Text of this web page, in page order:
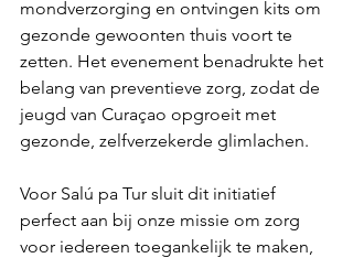
mondverzorging en ontvingen kits om
gezonde gewoonten thuis voort te
zetten. Het evenement benadrukte het
belang van preventieve zorg, zodat de
jeugd van Curaçao opgroeit met
gezonde, zelfverzekerde glimlachen.
Voor Salú pa Tur sluit dit initiatief
perfect aan bij onze missie om zorg
voor iedereen toegankelijk te maken,